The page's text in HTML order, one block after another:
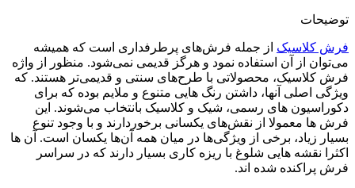
توضیحات
فرش کلاسیک از جمله فرش‌های پرطرفداری است که همیشه
می‌توان از آن استفاده نمود و هرگز قدیمی نمی‌شود. منظور از واژه
فرش کلاسیک، محصولاتی با طرح‌های سنتی و قدیمی‌تر هستند. که
ویژگی اصلی آنها، داشتن رنگ هایی متنوع و ملایم بوده که برای
دکوراسیون های رسمی، شیک و کلاسیک بانتخاب می‌شوند. این
فرش ها معمولا از نقش‌های یکسانی برخوردارند و با وجود تنوع
بسیار زیاد، برخی از ویژگی‌ها در میان همه آن‌ها یکسان است. آن ها
اکثرا نقشه هایی شلوغ با ریزه کاری بسیار دارند که در سراسر
فرش پراکنده شده اند.